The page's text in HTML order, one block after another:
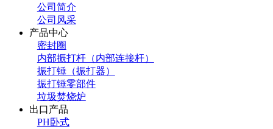
公司简介
公司风采
产品中心
密封圈
内部振打杆（内部连接杆）
振打锤（振打器）
振打锤零部件
垃圾焚烧炉
出口产品
PH卧式